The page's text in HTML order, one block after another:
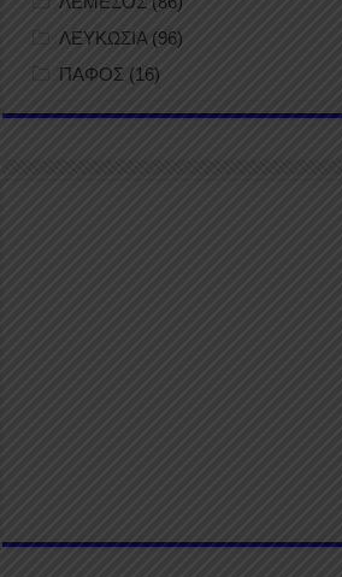
ΛΕΥΚΩΣΙΑ (96)
ΠΑΦΟΣ (16)